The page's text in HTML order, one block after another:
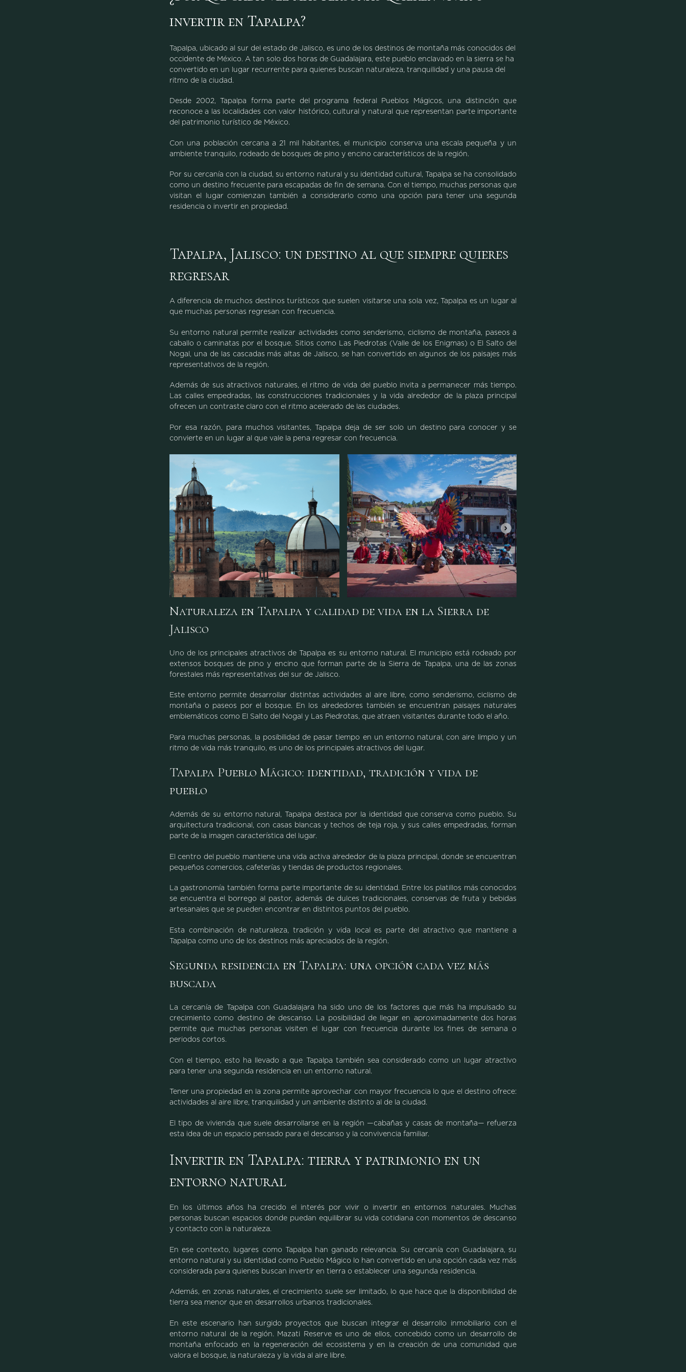
invertir en Tapalpa?
Tapalpa, ubicado al sur del estado de Jalisco, es uno de los destinos de montaña más conocidos del
occidente de México. A tan solo dos horas de Guadalajara, este pueblo enclavado en la sierra se ha
convertido en un lugar recurrente para quienes buscan naturaleza, tranquilidad y una pausa del
ritmo de la ciudad.
Desde 2002, Tapalpa forma parte del programa federal Pueblos Mágicos, una distinción que
reconoce a las localidades con valor histórico, cultural y natural que representan parte importante
del patrimonio turístico de México.
Con una población cercana a 21 mil habitantes, el municipio conserva una escala pequeña y un
ambiente tranquilo, rodeado de bosques de pino y encino característicos de la región.
Por su cercanía con la ciudad, su entorno natural y su identidad cultural, Tapalpa se ha consolidado
como un destino frecuente para escapadas de fin de semana. Con el tiempo, muchas personas que
visitan el lugar comienzan también a considerarlo como una opción para tener una segunda
residencia o invertir en propiedad.
Tapalpa, Jalisco: un destino al que siempre quieres
regresar
A diferencia de muchos destinos turísticos que suelen visitarse una sola vez, Tapalpa es un lugar al
que muchas personas regresan con frecuencia.
Su entorno natural permite realizar actividades como senderismo, ciclismo de montaña, paseos a
caballo o caminatas por el bosque. Sitios como Las Piedrotas (Valle de los Enigmas) o El Salto del
Nogal, una de las cascadas más altas de Jalisco, se han convertido en algunos de los paisajes más
representativos de la región.
Además de sus atractivos naturales, el ritmo de vida del pueblo invita a permanecer más tiempo.
Las calles empedradas, las construcciones tradicionales y la vida alrededor de la plaza principal
ofrecen un contraste claro con el ritmo acelerado de las ciudades.
Por esa razón, para muchos visitantes, Tapalpa deja de ser solo un destino para conocer y se
convierte en un lugar al que vale la pena regresar con frecuencia.
Naturaleza en Tapalpa y calidad de vida en la Sierra de
Jalisco
Uno de los principales atractivos de Tapalpa es su entorno natural. El municipio está rodeado por
extensos bosques de pino y encino que forman parte de la Sierra de Tapalpa, una de las zonas
forestales más representativas del sur de Jalisco.
Este entorno permite desarrollar distintas actividades al aire libre, como senderismo, ciclismo de
montaña o paseos por el bosque. En los alrededores también se encuentran paisajes naturales
emblemáticos como El Salto del Nogal y Las Piedrotas, que atraen visitantes durante todo el año.
Para muchas personas, la posibilidad de pasar tiempo en un entorno natural, con aire limpio y un
ritmo de vida más tranquilo, es uno de los principales atractivos del lugar.
Tapalpa Pueblo Mágico: identidad, tradición y vida de
pueblo
Además de su entorno natural, Tapalpa destaca por la identidad que conserva como pueblo. Su
arquitectura tradicional, con casas blancas y techos de teja roja, y sus calles empedradas, forman
parte de la imagen característica del lugar.
El centro del pueblo mantiene una vida activa alrededor de la plaza principal, donde se encuentran
pequeños comercios, cafeterías y tiendas de productos regionales.
La gastronomía también forma parte importante de su identidad. Entre los platillos más conocidos
se encuentra el borrego al pastor, además de dulces tradicionales, conservas de fruta y bebidas
artesanales que se pueden encontrar en distintos puntos del pueblo.
Esta combinación de naturaleza, tradición y vida local es parte del atractivo que mantiene a
Tapalpa como uno de los destinos más apreciados de la región.
Segunda residencia en Tapalpa: una opción cada vez más
buscada
La cercanía de Tapalpa con Guadalajara ha sido uno de los factores que más ha impulsado su
crecimiento como destino de descanso. La posibilidad de llegar en aproximadamente dos horas
permite que muchas personas visiten el lugar con frecuencia durante los fines de semana o
periodos cortos.
Con el tiempo, esto ha llevado a que Tapalpa también sea considerado como un lugar atractivo
para tener una segunda residencia en un entorno natural.
Tener una propiedad en la zona permite aprovechar con mayor frecuencia lo que el destino ofrece:
actividades al aire libre, tranquilidad y un ambiente distinto al de la ciudad.
El tipo de vivienda que suele desarrollarse en la región —cabañas y casas de montaña— refuerza
esta idea de un espacio pensado para el descanso y la convivencia familiar.
Invertir en Tapalpa: tierra y patrimonio en un
entorno natural
En los últimos años ha crecido el interés por vivir o invertir en entornos naturales. Muchas
personas buscan espacios donde puedan equilibrar su vida cotidiana con momentos de descanso
y contacto con la naturaleza.
En ese contexto, lugares como Tapalpa han ganado relevancia. Su cercanía con Guadalajara, su
entorno natural y su identidad como Pueblo Mágico lo han convertido en una opción cada vez más
considerada para quienes buscan invertir en tierra o establecer una segunda residencia.
Además, en zonas naturales, el crecimiento suele ser limitado, lo que hace que la disponibilidad de
tierra sea menor que en desarrollos urbanos tradicionales.
En este escenario han surgido proyectos que buscan integrar el desarrollo inmobiliario con el
entorno natural de la región. Mazati Reserve es uno de ellos, concebido como un desarrollo de
montaña enfocado en la regeneración del ecosistema y en la creación de una comunidad que
valora el bosque, la naturaleza y la vida al aire libre.